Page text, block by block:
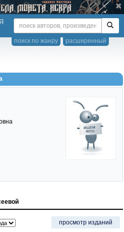
расширенный
поиск по жанру
просмотр изданий